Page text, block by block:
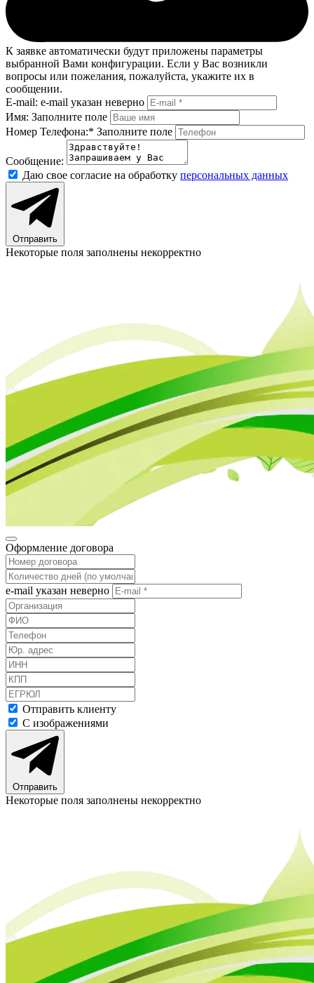
К заявке автоматически будут приложены параметры
выбранной Вами конфигурации. Если у Вас возникли
вопросы или пожелания, пожалуйста, укажите их в
сообщении.
E-mail: e-mail указан неверно
Имя: Заполните поле
Номер Телефона:* Заполните поле
Сообщение:
Даю свое согласие на обработку персональных данных
Отправить
Некоторые поля заполнены некорректно
Оформление договора
e-mail указан неверно
Отправить клиенту
С изображениями
Отправить
Некоторые поля заполнены некорректно